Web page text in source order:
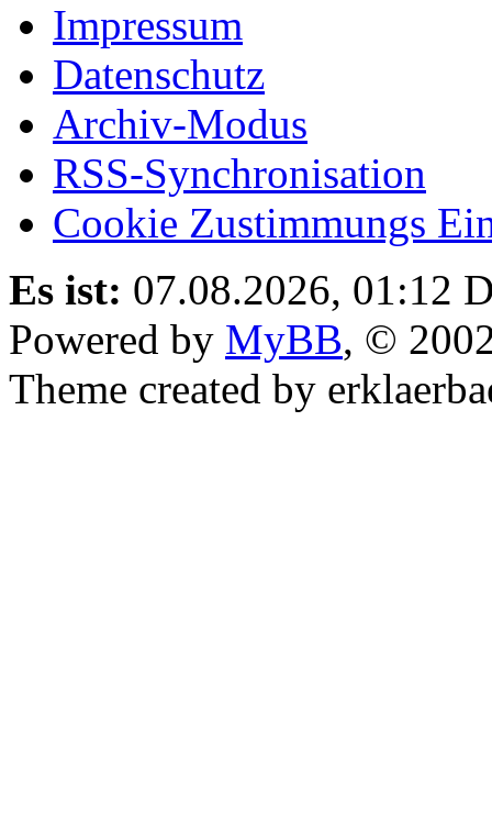
Impressum
Datenschutz
Archiv-Modus
RSS-Synchronisation
Cookie Zustimmungs
Es ist: 07.08.2026, 01:12
Powered by MyBB, ©
Theme created by